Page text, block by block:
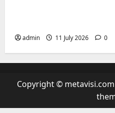
admin 11 July 2026 0
Copyright ©